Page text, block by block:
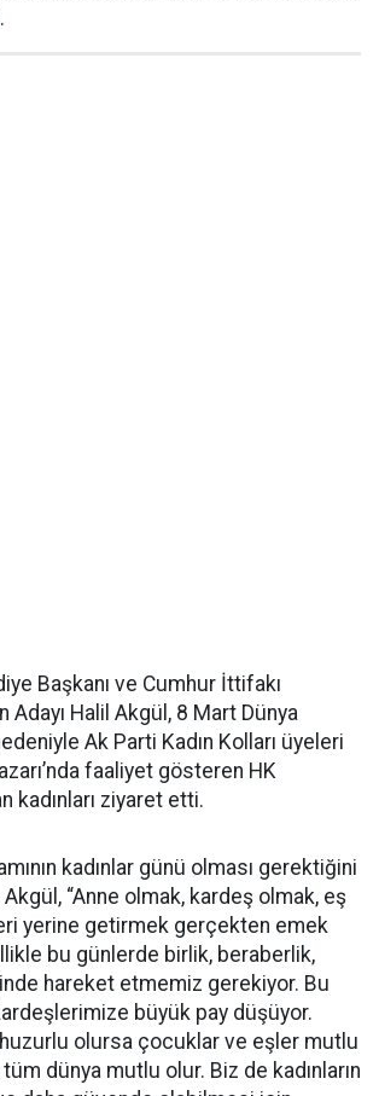
Başkanı ve Cumhur İttifakı
Adayı Halil Akgül, 8 Mart Dünya
Ak Parti Kadın Kolları üyeleri
faaliyet gösteren HK
kadınları ziyaret etti.
kadınlar günü olması gerektiğini
“Anne olmak, kardeş olmak, eş
yerine getirmek gerçekten emek
bu günlerde birlik, beraberlik,
hareket etmemiz gerekiyor. Bu
büyük pay düşüyor.
huzurlu olursa çocuklar ve eşler mutlu
tüm dünya mutlu olur. Biz de kadınların